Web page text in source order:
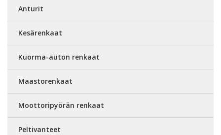
Anturit
Kesärenkaat
Kuorma-auton renkaat
Maastorenkaat
Moottoripyörän renkaat
Peltivanteet